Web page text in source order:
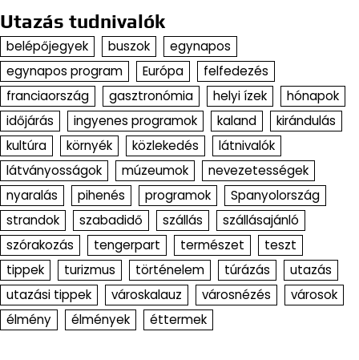
Utazás tudnivalók
belépőjegyek buszok
egynapos
egynapos program
Európa
felfedezés
franciaország
gasztronómia helyi ízek
hónapok
időjárás
ingyenes programok kaland
kirándulás
kultúra
környék közlekedés
látnivalók
látványosságok
múzeumok
nevezetességek
nyaralás
pihenés programok
Spanyolország
strandok
szabadidő szállás
szállásajánló
szórakozás
tengerpart természet
teszt
tippek
turizmus történelem túrázás
utazás
utazási tippek
városkalauz városnézés
városok
élmény
élmények éttermek